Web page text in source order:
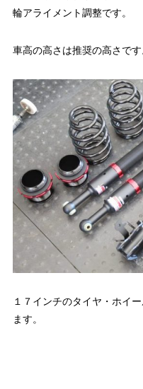
輪アライメント調整です。
車高の高さは推奨の高さです
１７インチのタイヤ・ホイ
ます。